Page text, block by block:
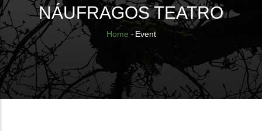
NÁUFRAGOS TEATRO
Breadcrumb
Home - Event